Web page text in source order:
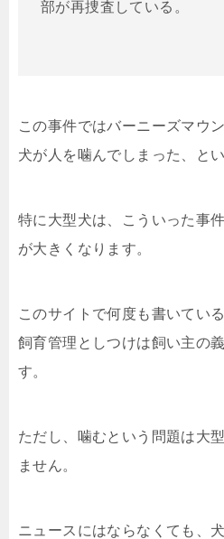
部が再捜査している。
この事件ではバーニーズマウ
犬が人を噛んでしまった、と
特に大型犬は、こういった事
が大きくなります。
このサイトで何度も書いてい
飼育管理としつけは飼い主の
す。
ただし、噛むという問題は大
ません。
ニュースにはならなくても、